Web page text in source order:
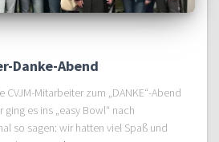
Danke-Abend
CVJM-Mitarbeiter zum „DANKE“-Abend
es ins „easy Bowl“ nach
so sagen: wir hatten viel Spaß und